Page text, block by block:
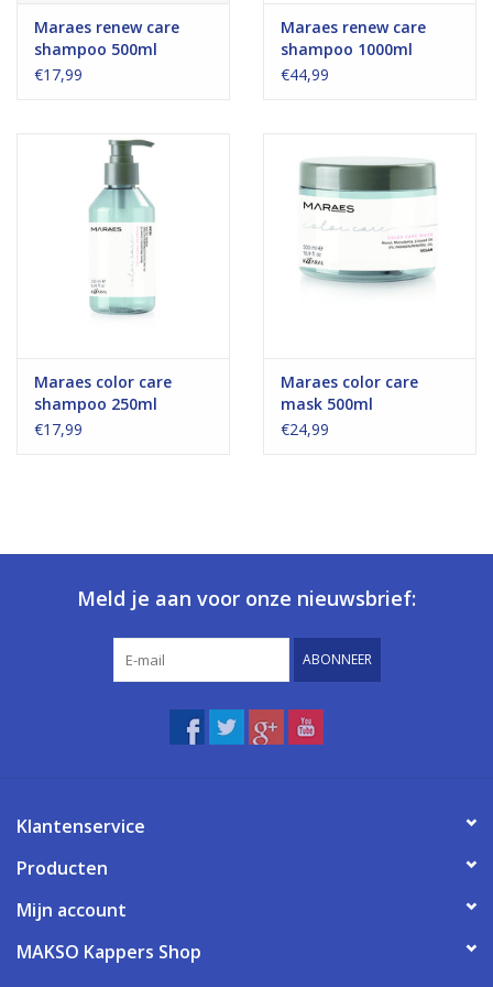
Maraes renew care
shampoo 500ml
€17,99
Maraes renew care
shampoo 1000ml
€44,99
Maraes color care
shampoo 250ml
€17,99
Maraes color care
mask 500ml
€24,99
Meld je aan voor onze nieuwsbrief:
ABONNEER
Klantenservice
Producten
Mijn account
MAKSO Kappers Shop